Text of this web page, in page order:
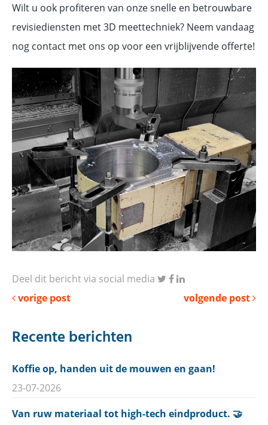
Wilt u ook profiteren van onze snelle en betrouwbare
revisiediensten met 3D meettechniek? Neem vandaag
nog contact met ons op voor een vrijblijvende offerte!
Deel dit bericht via social media
vorige post
volgende post
Recente berichten
Koffie op, handen uit de mouwen en gaan!
23-07-2026
Van ruw materiaal tot high-tech eindproduct. 🤝